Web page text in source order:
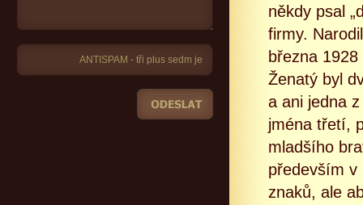
někdy psal
firmy.
března
Ženatý byl
a ani jedna
jména třetí,
mladšího
především v
znaků, ale